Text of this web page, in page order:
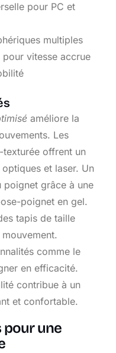
pour PC et
multiples
vitesse accrue
améliore la
Les
offrent un
et laser. Un
grâce à une
poignet en gel.
tapis de taille
comme le
en efficacité.
contribue à un
et confortable.
pour une